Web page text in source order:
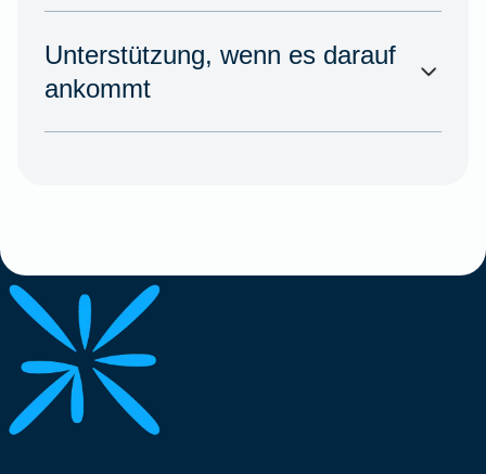
Unterstützung, wenn es darauf
ankommt